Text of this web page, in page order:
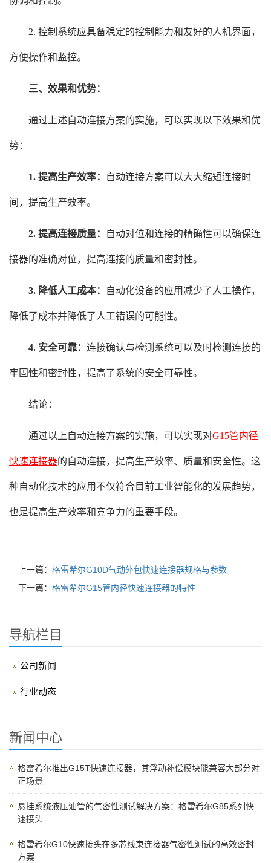
2. 控制系统应具备稳定的控制能力和友好的人机界面，
方便操作和监控。
三、效果和优势：
通过上述自动连接方案的实施，可以实现以下效果和优
势：
1. 提高生产效率： 自动连接方案可以大大缩短连接时
间，提高生产效率。
2. 提高连接质量： 自动对位和连接的精确性可以确保连
接器的准确对位，提高连接的质量和密封性。
3. 降低人工成本： 自动化设备的应用减少了人工操作，
降低了成本并降低了人工错误的可能性。
4. 安全可靠： 连接确认与检测系统可以及时检测连接的
牢固性和密封性，提高了系统的安全可靠性。
结论：
通过以上自动连接方案的实施，可以实现对G15管内径
快速连接器的自动连接，提高生产效率、质量和安全性。这
种自动化技术的应用不仅符合目前工业智能化的发展趋势，
也是提高生产效率和竞争力的重要手段。
上一篇： 格雷希尔G10D气动外包快速连接器规格与参数
下一篇： 格雷希尔G15管内径快速连接器的特性
导航栏目
公司新闻
行业动态
新闻中心
格雷希尔推出G15T快速连接器，其浮动补偿模块能兼容大部分对
正场景
悬挂系统液压油管的气密性测试解决方案：格雷希尔G85系列快
速接头
格雷希尔G10快速接头在多芯线束连接器气密性测试的高效密封
方案